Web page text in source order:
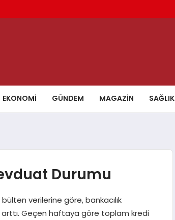
EKONOMI GÜNDEM MAGAZIN SAĞLIK
Durumu
bülten verilerine göre, bankacılık
arttı. Geçen haftaya göre toplam kredi